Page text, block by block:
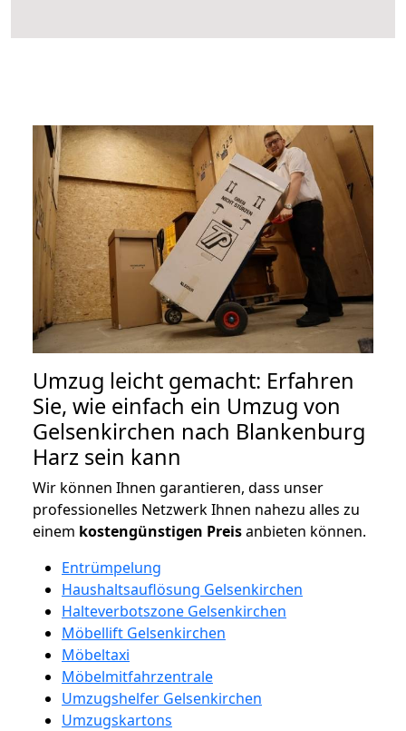
Umzug leicht gemacht: Erfahren
Sie, wie einfach ein Umzug von
Gelsenkirchen nach Blankenburg
Harz sein kann
Wir können Ihnen garantieren, dass unser
professionelles Netzwerk Ihnen nahezu alles zu
einem kostengünstigen Preisanbieten können.
Entrümpelung
Haushaltsauflösung Gelsenkirchen
Halteverbotszone Gelsenkirchen
Möbellift Gelsenkirchen
Möbeltaxi
Möbelmitfahrzentrale
Umzugshelfer Gelsenkirchen
Umzugskartons